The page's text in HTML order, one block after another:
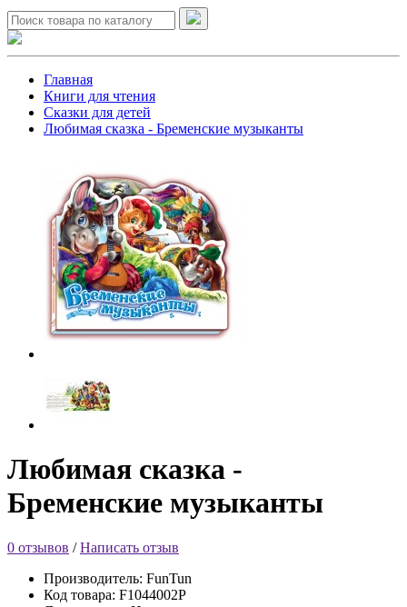
Главная
Книги для чтения
Сказки для детей
Любимая сказка - Бременские музыканты
Любимая сказка -
Бременские музыканты
0 отзывов /Написать отзыв
Производитель: FunTun
Код товара: F1044002Р